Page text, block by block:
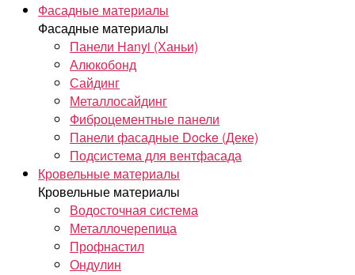
Фасадные материалы
Фасадные материалы
Панели Hanyi (Ханьи)
Алюкобонд
Сайдинг
Металлосайдинг
Фиброцементные панели
Панели фасадные Docke (Деке)
Подсистема для вентфасада
Кровельные материалы
Кровельные материалы
Водосточная система
Металлочерепица
Профнастил
Ондулин